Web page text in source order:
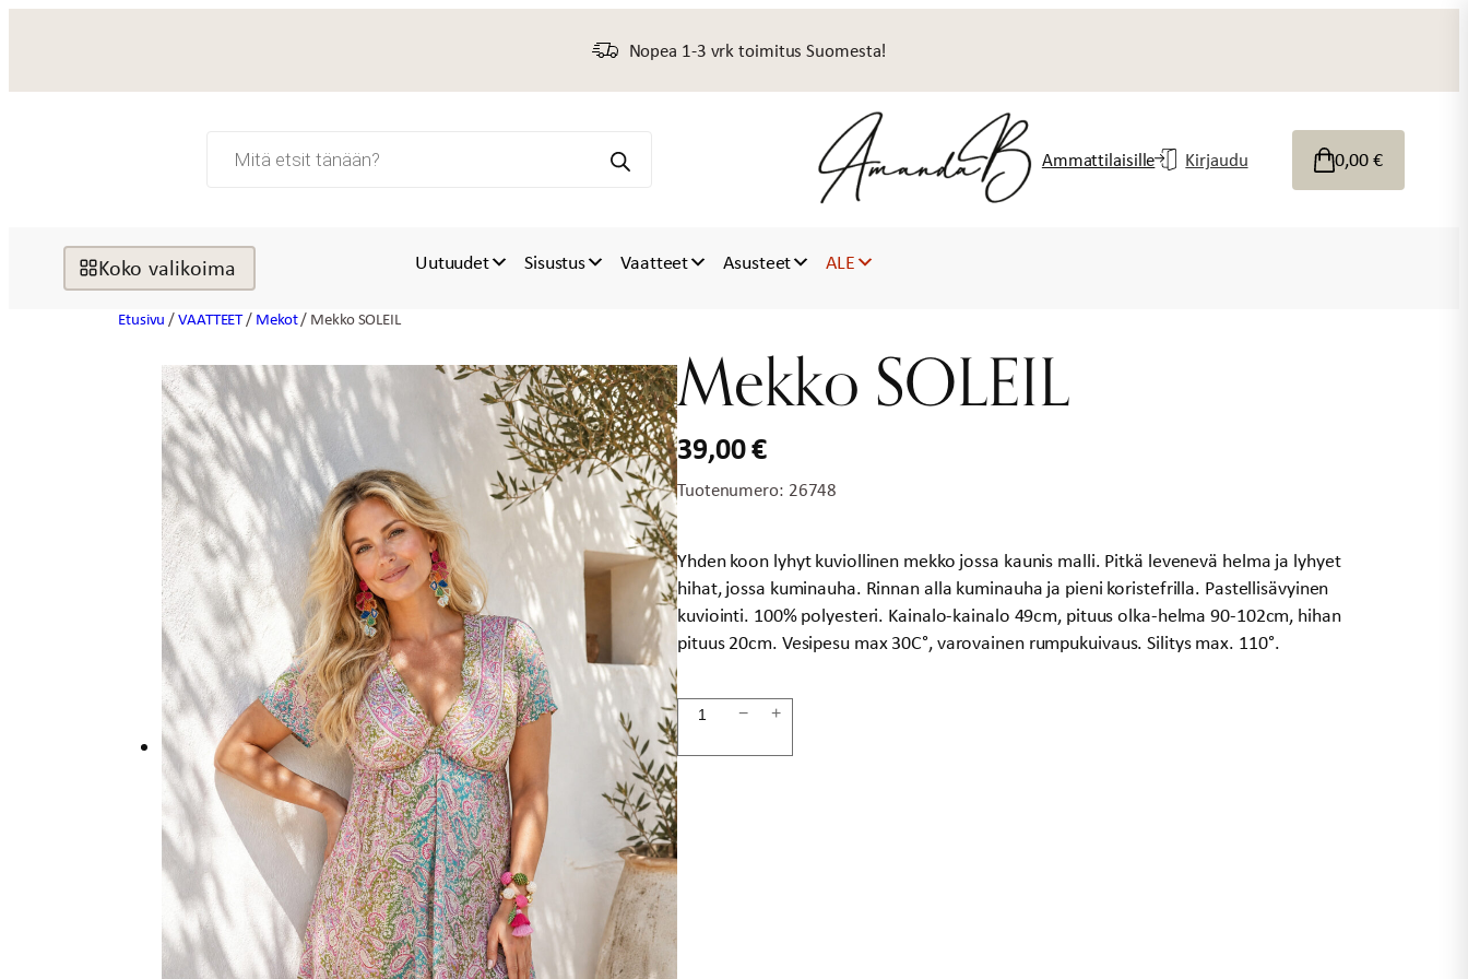
Nopea 1-3 vrk toimitus Suomesta!
search Ammattilaisille Kirjaudu 0,00€
Koko valikoima Uutuudet Sisustus Vaatteet Asusteet ALE
Etusivu /VAATTEET/ Mekot/ Mekko SOLEIL
Mekko SOLEIL
39,00€
Tuotenumero: 26748
Yhden koon lyhyt kuviollinen mekko jossa kaunis malli. Pitkä levenevä helma ja lyhyet
hihat, jossa kuminauha. Rinnan alla kuminauha ja pieni koristefrilla. Pastellisävyinen
kuviointi. 100% polyesteri. Kainalo-kainalo 49cm, pituus olka-helma 90-102cm, hihan
pituus 20cm. Vesipesu max 30C°, varovainen rumpukuivaus. Silitys max. 110°.
Mekko
− +